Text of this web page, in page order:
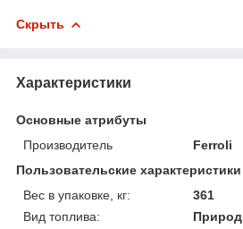
Скрыть
Характеристики
Основные атрибуты
Производитель
Ferroli
Пользовательские характеристики
Вес в упаковке, кг:
361
Вид топлива: